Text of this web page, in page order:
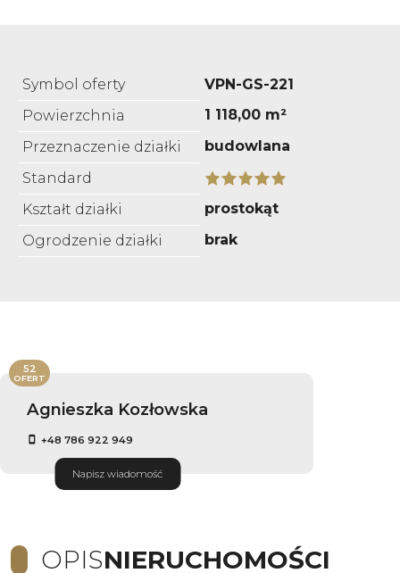
Symbol oferty
VPN-GS-221
Powierzchnia
1 118,00 m²
Przeznaczenie działki
budowlana
Standard
Kształt działki
prostokąt
Ogrodzenie działki
brak
Agnieszka Kozłowska
+48 786 922 949
Napisz wiadomość
52
OFERT
OPISNIERUCHOMOŚCI